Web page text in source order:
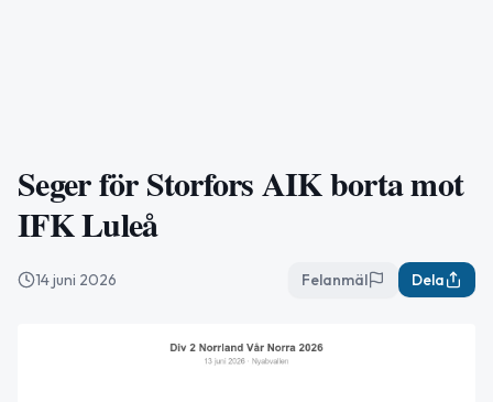
Seger för Storfors AIK borta mot
IFK Luleå
14 juni 2026 Felanmäl Dela